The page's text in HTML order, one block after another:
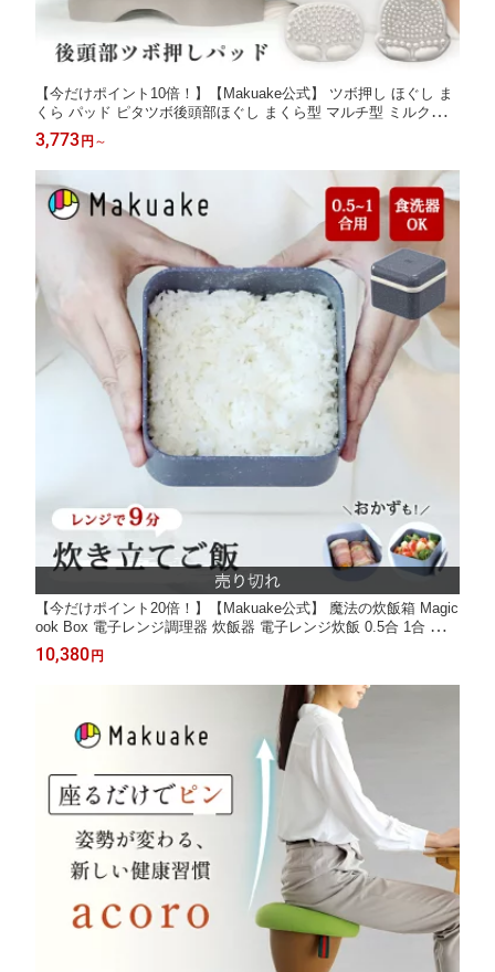
【今だけポイント10倍！】【Makuake公式】 ツボ押し ほぐし ま
くら パッド ピタツボ後頭部ほぐし まくら型 マルチ型 ミルクグレ
イ マッサージ 血行 コリ 首 肩 後頭部ケア PC スマホ 疲れ 疲労
疲労回復 プレゼント ギフト TPE 水洗い可能 冷感 夏 マクアケ M
akuake
3,773 円 ～
【今だけポイント20倍！】【Makuake公式】 魔法の炊飯箱 Magic
ook Box 電子レンジ調理器 炊飯器 電子レンジ炊飯 0.5合 1合 ライ
スクッカー 炊飯 調理 蒸し器 電子レンジ 食洗器対応 冷蔵 冷凍 保
存容器 簡単調理 時短調理 一人暮らし Makuake マクアケ
10,380 円